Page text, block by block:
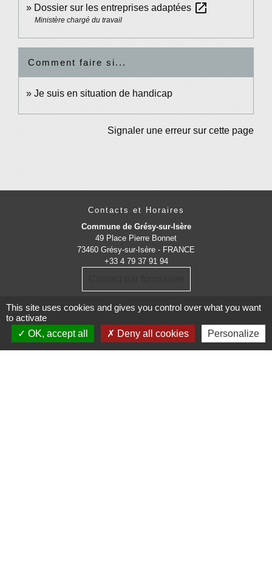
Dossier sur les entreprises adaptées open_in_new
Ministère chargé du travail
Comment faire si...
Je suis en situation de handicap
Signaler une erreur sur cette page
Contacts et Horaires
Commune de Grésy-sur-Isère
49 Place Pierre Bonnet
73460 Grésy-sur-Isère - FRANCE
+33 4 79 37 91 94
This site uses cookies and gives you control over what you want
to activate
OK, accept all
Deny all cookies Personalize